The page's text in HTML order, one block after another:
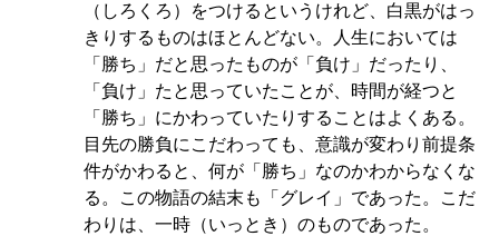
（しろくろ）をつけるというけれど、白黒がはっ
きりするものはほとんどない。人生においては
「勝ち」だと思ったものが「負け」だったり、
「負け」たと思っていたことが、時間が経つと
「勝ち」にかわっていたりすることはよくある。
目先の勝負にこだわっても、意識が変わり前提条
件がかわると、何が「勝ち」なのかわからなくな
る。この物語の結末も「グレイ」であった。こだ
わりは、一時（いっとき）のものであった。